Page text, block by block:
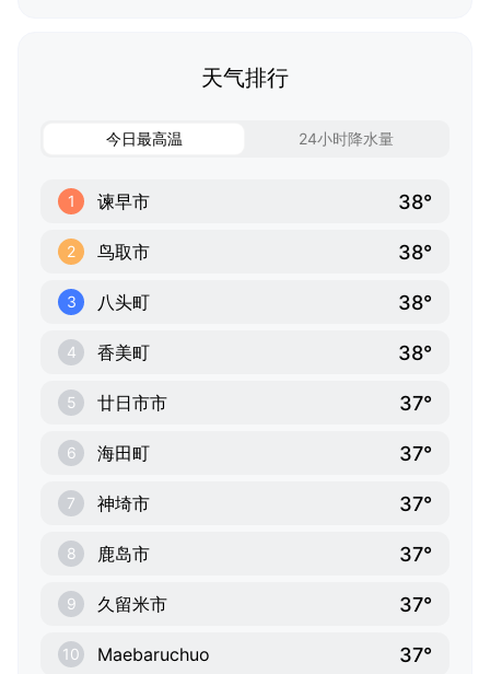
天气排行
今日最高温 24小时降水量
1 谏早市 38°
2 鸟取市 38°
3 八头町 38°
4 香美町 38°
5 廿日市市 37°
6 海田町 37°
7 神埼市 37°
8 鹿岛市 37°
9 久留米市 37°
10 Maebaruchuo 37°